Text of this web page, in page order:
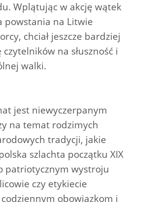
Wplątując w akcję wątek
powstania na Litwie
chciał jeszcze bardziej
na słuszność i
walki.
jest niewyczerpanym
na temat rodzimych
tradycji, jakie
szlachta początku XIX
patriotycznym wystroju
czy etykiecie
obowiązkom i